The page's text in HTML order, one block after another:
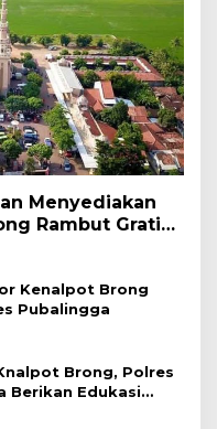
Menyediakan
Rambut Gratis
Kenalpot Brong
Pubalingga
Brong, Polres
Berikan Edukasi